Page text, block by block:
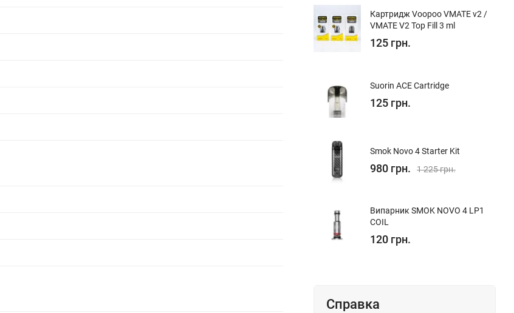
Картридж Voopoo VMATE v2 /
VMATE V2 Top Fill 3 ml
125 грн.
Suorin ACE Cartridge
125 грн.
Smok Novo 4 Starter Kit
980 грн. 1 225 грн.
Випарник SMOK NOVO 4 LP1
COIL
120 грн.
Справка